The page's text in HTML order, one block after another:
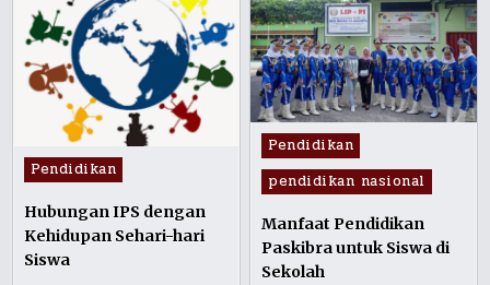
Posted
in
Pendidikan
Hubungan IPS dengan
Kehidupan Sehari-hari
Siswa
Posted
in
Pendidikan
pendidikan nasional
Manfaat Pendidikan
Paskibra untuk Siswa di
Sekolah